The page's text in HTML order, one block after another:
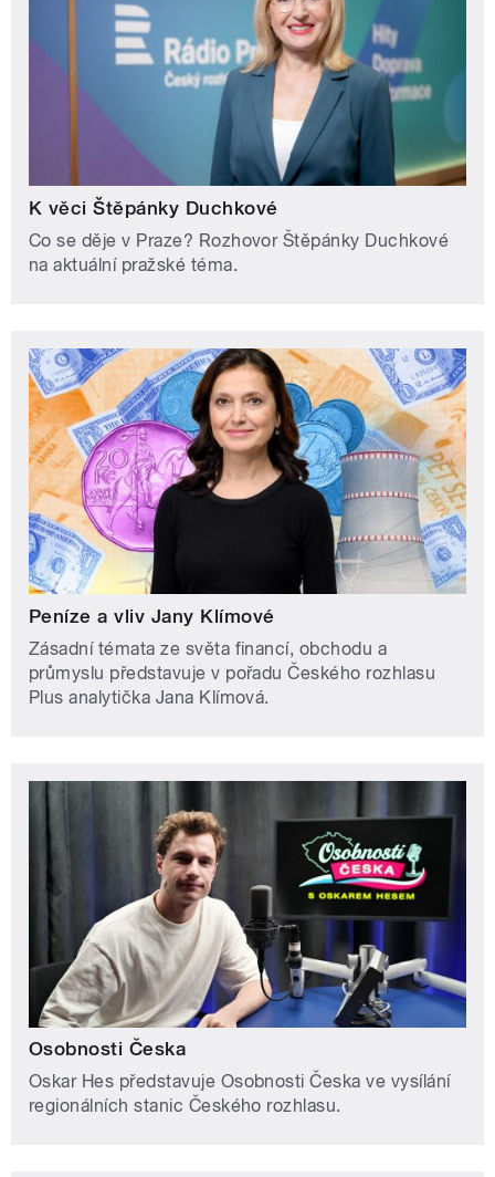
K věci Štěpánky Duchkové
Co se děje v Praze? Rozhovor Štěpánky Duchkové
na aktuální pražské téma.
Peníze a vliv Jany Klímové
Zásadní témata ze světa financí, obchodu a
průmyslu představuje v pořadu Českého rozhlasu
Plus analytička Jana Klímová.
Osobnosti Česka
Oskar Hes představuje Osobnosti Česka ve vysílání
regionálních stanic Českého rozhlasu.